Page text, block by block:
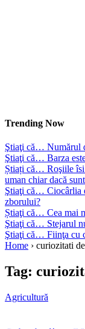
Trending Now
Ştiaţi că… Numărul
Ştiaţi că… Barza
Știați că… Roşiile îsi
uman chiar dacă
Ştiaţi că… Ciocârlia
zborului?
Știaţi că… Cea mai
Ştiaţi că… Stejarul
Ştiaţi că… Fiinţa cu
Home › curiozitati
Tag:
Agricultură